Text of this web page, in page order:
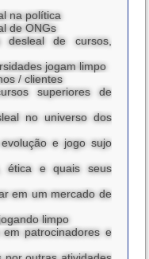
na política
de ONGs
de cursos,
jogam limpo
/ clientes
superiores de
no universo dos
e jogo sujo
ética e quais seus
em um mercado de
limpo
patrocinadores e